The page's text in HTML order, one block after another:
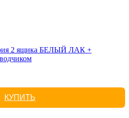
2 ящика БЕЛЫЙ ЛАК +
КУПИТЬ